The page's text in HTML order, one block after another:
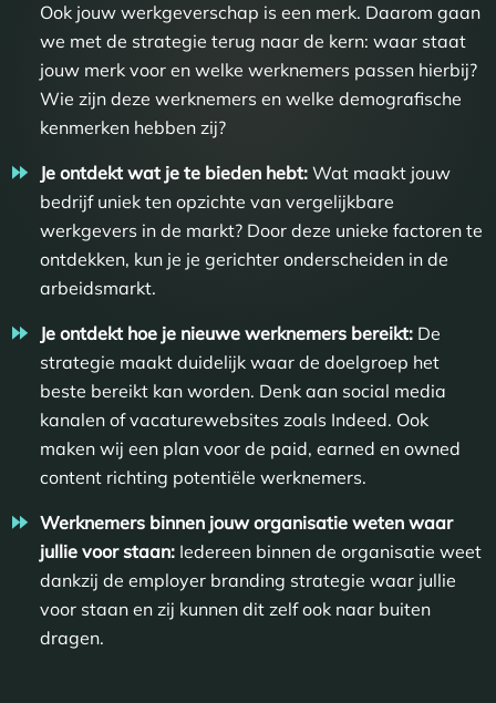
Ook jouw werkgeverschap is een merk. Daarom gaan
we met de strategie terug naar de kern: waar staat
jouw merk voor en welke werknemers passen hierbij?
Wie zijn deze werknemers en welke demografische
kenmerken hebben zij?
Je ontdekt wat je te bieden hebt: Wat maakt jouw
bedrijf uniek ten opzichte van vergelijkbare
werkgevers in de markt? Door deze unieke factoren te
ontdekken, kun je je gerichter onderscheiden in de
arbeidsmarkt.
Je ontdekt hoe je nieuwe werknemers bereikt: De
strategie maakt duidelijk waar de doelgroep het
beste bereikt kan worden. Denk aan social media
kanalen of vacaturewebsites zoals Indeed. Ook
maken wij een plan voor de paid, earned en owned
content richting potentiële werknemers.
Werknemers binnen jouw organisatie weten waar
jullie voor staan: Iedereen binnen de organisatie weet
dankzij de employer branding strategie waar jullie
voor staan en zij kunnen dit zelf ook naar buiten
dragen.